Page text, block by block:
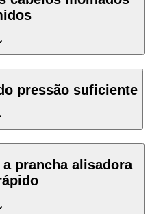
pressão suficiente
prancha alisadora